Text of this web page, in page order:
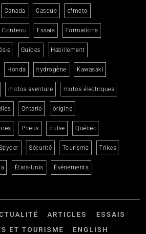
Canada Casque cfmoto
Contenu Essais Formations
Guides Habillement
Honda hydrogène Kawasaki
motos aventure motos électriques
Ontario origine
Pneus pulse Québec
Sécurité Tourisme Trikes
États-Unis Événements
ARTICLES
ESSAIS
ET TOURISME
ENGLISH